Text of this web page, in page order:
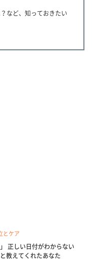
など、知っておきたい
ケア
」 正しい日付がわからない
教えてくれたあなた